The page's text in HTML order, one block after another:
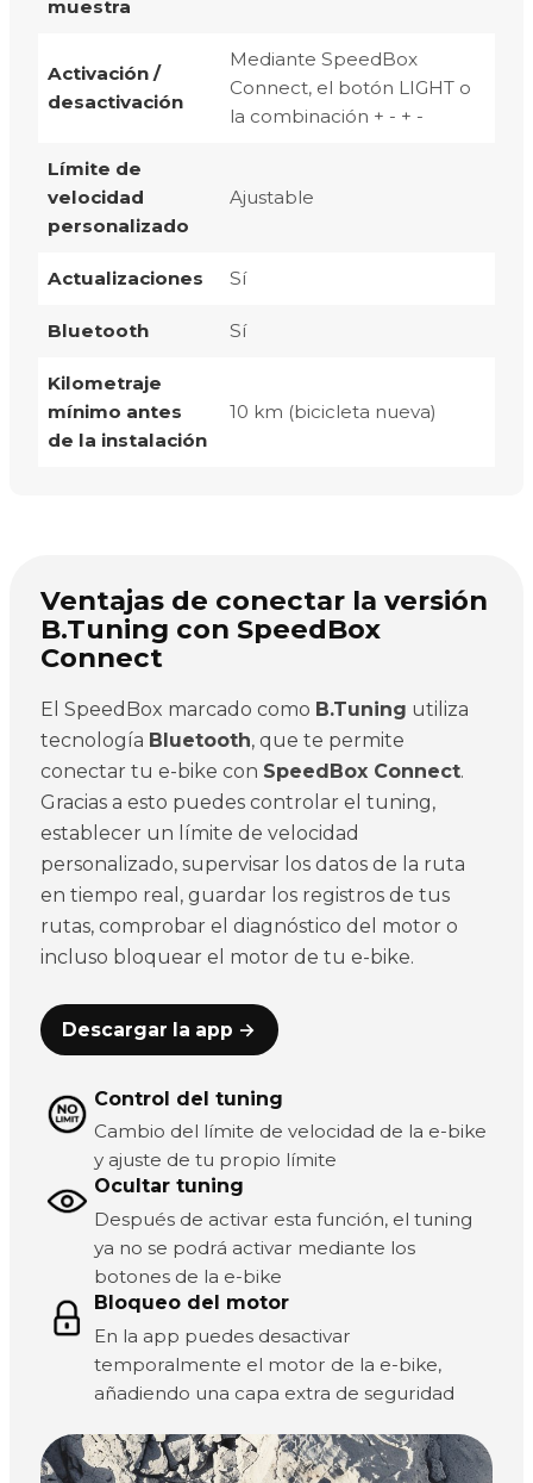
muestra
Activación /
desactivación
Mediante SpeedBox
Connect, el botón LIGHT o
la combinación + - + -
Límite de
velocidad
personalizado
Ajustable
Actualizaciones Sí
Bluetooth Sí
Kilometraje
mínimo antes
de la instalación
10 km (bicicleta nueva)
Ventajas de conectar la versión
B.Tuning con SpeedBox
Connect
El SpeedBox marcado como B.Tuning utiliza
tecnología Bluetooth, que te permite
conectar tu e-bike con SpeedBox Connect.
Gracias a esto puedes controlar el tuning,
establecer un límite de velocidad
personalizado, supervisar los datos de la ruta
en tiempo real, guardar los registros de tus
rutas, comprobar el diagnóstico del motor o
incluso bloquear el motor de tu e-bike.
Descargar la app →
Control del tuning
Cambio del límite de velocidad de la e-bike
y ajuste de tu propio límite
Ocultar tuning
Después de activar esta función, el tuning
ya no se podrá activar mediante los
botones de la e-bike
Bloqueo del motor
En la app puedes desactivar
temporalmente el motor de la e-bike,
añadiendo una capa extra de seguridad